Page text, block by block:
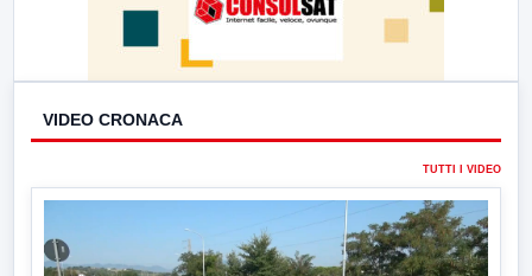
VIDEO CRONACA
TUTTI I VIDEO